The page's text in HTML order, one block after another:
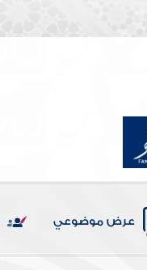
عرض موضوعي